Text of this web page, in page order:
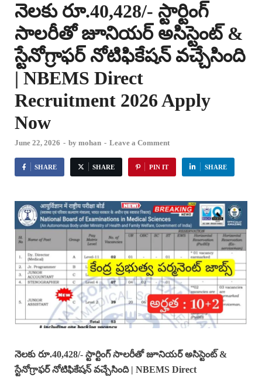
నెలకు రూ.40,428/- స్టార్టింగ్
సాలరీతో జూనియర్ అసిస్టెంట్ &
స్టేనోగ్రాఫర్ నోటిఫికేషన్ వచ్చేసింది
| NBEMS Direct
Recruitment 2026 Apply
Now
June 22, 2026 - by mohan - Leave a Comment
SHARE SHARE PIN IT SHARE
నెలకు రూ.40,428/- స్టార్టింగ్ సాలరీతోజూనియర్ అసిస్టెంట్ &
స్టేనోగ్రాఫర్ నోటిఫికేషన్ వచ్చేసింది | NBEMS Direct